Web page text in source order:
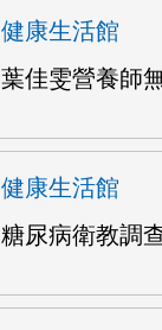
健康生活館
葉佳雯營養師
健康生活館
糖尿病衛教調